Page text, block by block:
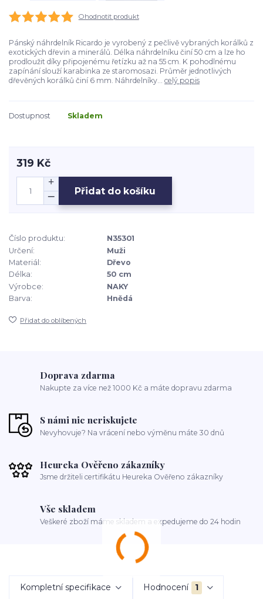
Ohodnotit produkt
Pánský náhrdelník Ricardo je vyrobený z pečlivě vybraných korálků z
exotických dřevin a minerálů. Délka náhrdelníku činí 50 cm a lze ho
prodloužit díky připojenému řetízku až na 55 cm. K pohodlnému
zapínání slouží karabinka ze staromosazi. Průměr jednotlivých
dřevěných korálků činí 6 mm. Náhrdelníky... celý popis
Dostupnost Skladem
319 Kč
Přidat do košíku
Číslo produktu:
N35301
Určení:
Muži
Materiál:
Dřevo
Délka:
50 cm
Výrobce:
NAKY
Barva:
Hnědá
Přidat do oblíbených
Doprava zdarma
Nakupte za více než 1000 Kč a máte dopravu zdarma
S námi nic neriskujete
Nevyhovuje? Na vrácení nebo výměnu máte 30 dnů
Heureka Ověřeno zákazníky
Jsme držiteli certifikátu Heureka Ověřeno zákazníky
Vše skladem
Veškeré zboží máme skladem a expedujeme do 24 hodin
Kompletní specifikace Hodnocení 1